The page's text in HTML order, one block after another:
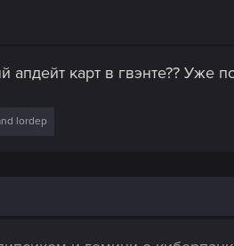
апдейт карт в гвэнте?? Уже
lordep